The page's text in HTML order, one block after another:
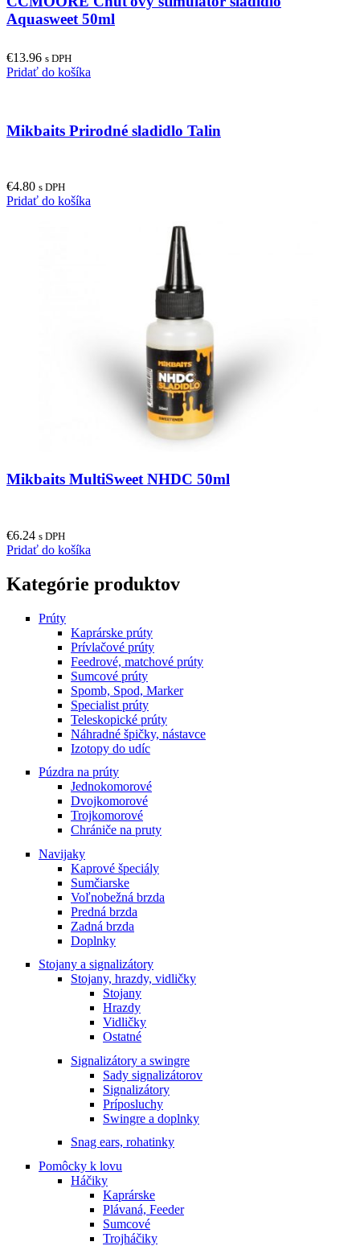
The
options
chosen
page
Aquasweet 50ml
€13.96 s DPH
Pridať do košíka
Mikbaits Prirodné sladidlo Talin
€4.80 s DPH
Pridať do košíka
Mikbaits MultiSweet NHDC 50ml
€6.24 s DPH
Pridať do košíka
Kategórie produktov
Prúty
Kaprárske prúty
Prívlačové prúty
Feedrové, matchové prúty
Sumcové prúty
Spomb, Spod, Marker
Specialist prúty
Teleskopické prúty
Náhradné špičky, nástavce
Izotopy do udíc
Púzdra na prúty
Jednokomorové
Dvojkomorové
Trojkomorové
Chrániče na pruty
Navijaky
Kaprové špeciály
Sumčiarske
Voľnobežná brzda
Predná brzda
Zadná brzda
Doplnky
Stojany a signalizátory
Stojany, hrazdy, vidličky
Stojany
Hrazdy
Vidličky
Ostatné
Signalizátory a swingre
Sady signalizátorov
Signalizátory
Príposluchy
Swingre a doplnky
Snag ears, rohatinky
Pomôcky k lovu
Háčiky
Kaprárske
Plávaná, Feeder
Sumcové
Trojháčiky